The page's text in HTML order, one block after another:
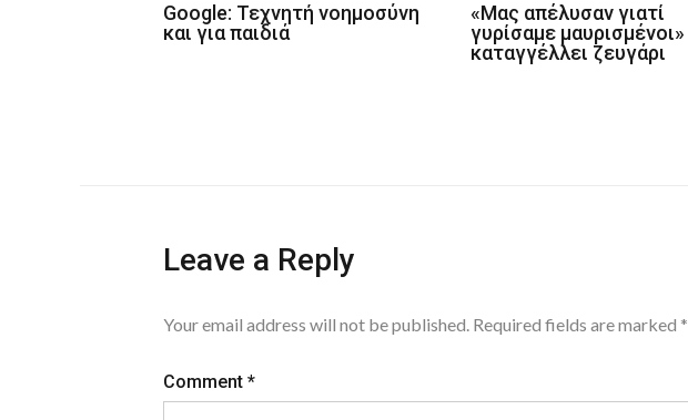
Google: Τεχνητή νοημοσύνη
και για παιδιά
«Μας απέλυσαν γιατί
γυρίσαμε μαυρισμένοι»
καταγγέλλει ζευγάρι
Leave a Reply
Your email address will not be published. Required fields are marked *
Comment *